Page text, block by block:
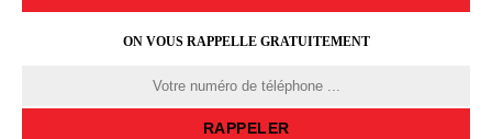
ON VOUS RAPPELLE GRATUITEMENT